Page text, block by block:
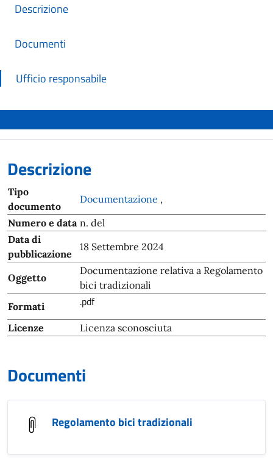
Descrizione
Documenti
Ufficio responsabile
Descrizione
Tipo
documento
Documentazione ,
Numero e data n. del
Data di
pubblicazione
18 Settembre 2024
Oggetto
Documentazione relativa a Regolamento
bici tradizionali
Formati
.pdf
Licenze Licenza sconosciuta
Documenti
Regolamento bici tradizionali